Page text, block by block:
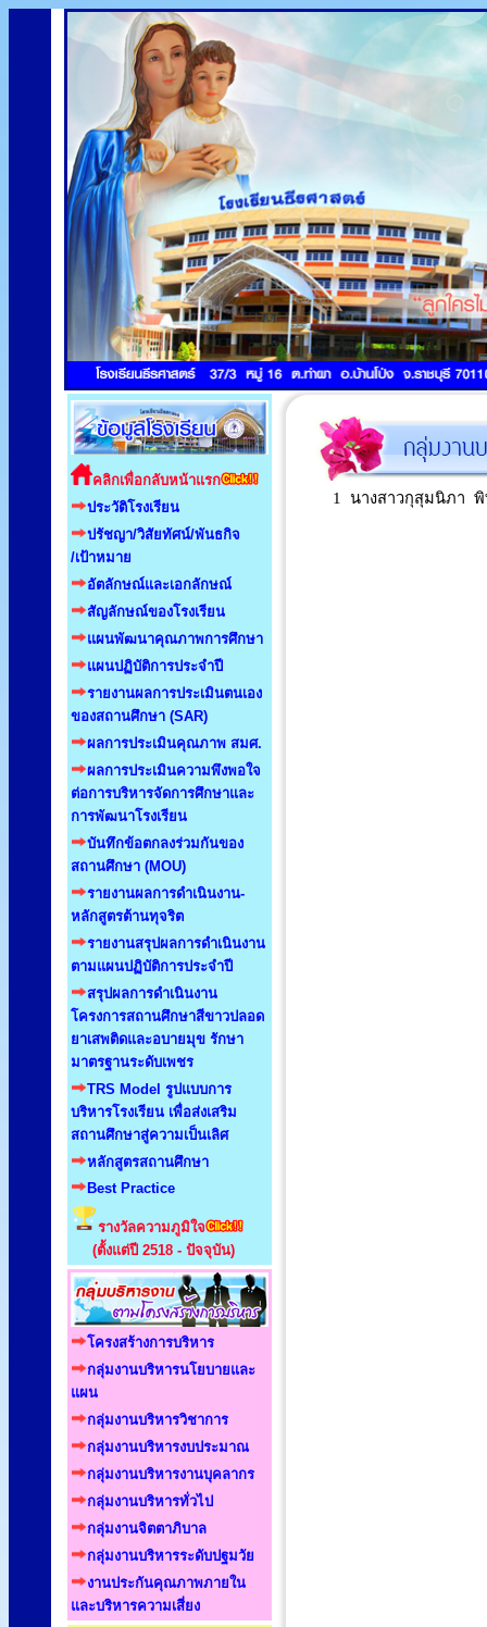
คลิกเพื่อกลับหน้าแรก
ประวัติโรงเรียน
ปรัชญา/วิสัยทัศน์/พันธกิจ
/เป้าหมาย
อัตลักษณ์และเอกลักษณ์
สัญลักษณ์ของโรงเรียน
แผนพัฒนาคุณภาพการศึกษา
แผนปฏิบัติการประจำปี
รายงานผลการประเมินตนเอง
ของสถานศึกษา (SAR)
ผลการประเมินคุณภาพ สมศ.
ผลการประเมินความพึงพอใจ
ต่อการบริหารจัดการศึกษาและ
การพัฒนาโรงเรียน
บันทึกข้อตกลงร่วมกันของ
สถานศึกษา (MOU)
รายงานผลการดำเนินงาน-
หลักสูตรต้านทุจริต
รายงานสรุปผลการดำเนินงาน
ตามแผนปฏิบัติการประจำปี
สรุปผลการดำเนินงาน
โครงการสถานศึกษาสีขาวปลอด
ยาเสพติดและอบายมุข รักษา
มาตรฐานระดับเพชร
TRS Model รูปแบบการ
บริหารโรงเรียน เพื่อส่งเสริม
สถานศึกษาสู่ความเป็นเลิศ
หลักสูตรสถานศึกษา
Best Practice
รางวัลความภูมิใจ
(ตั้งแต่ปี 2518 - ปัจจุบัน)
โครงสร้างการบริหาร
กลุ่มงานบริหารนโยบายและ
แผน
กลุ่มงานบริหารวิชาการ
กลุ่มงานบริหารงบประมาณ
กลุ่มงานบริหารงานบุคลากร
กลุ่มงานบริหารทั่วไป
กลุ่มงานจิตตาภิบาล
กลุ่มงานบริหารระดับปฐมวัย
งานประกันคุณภาพภายใน
และบริหารความเสี่ยง
1 นางสาวกุสุมนิภา พิ